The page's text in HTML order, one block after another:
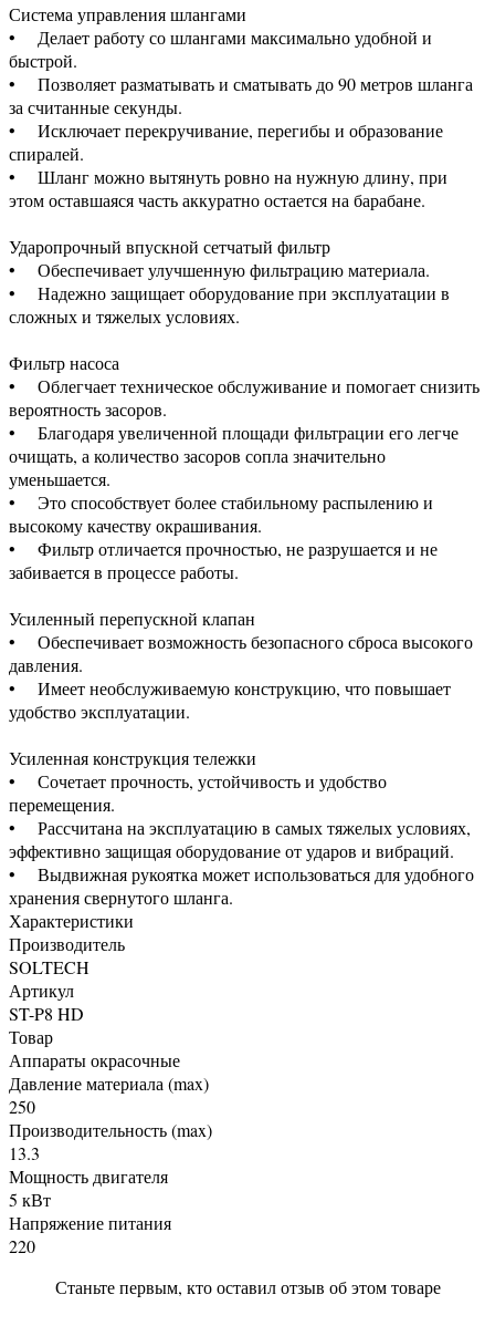
Система управления шлангами
• Делает работу со шлангами максимально удобной и
быстрой.
• Позволяет разматывать и сматывать до 90 метров шланга
за считанные секунды.
• Исключает перекручивание, перегибы и образование
спиралей.
• Шланг можно вытянуть ровно на нужную длину, при
этом оставшаяся часть аккуратно остается на барабане.
Ударопрочный впускной сетчатый фильтр
• Обеспечивает улучшенную фильтрацию материала.
• Надежно защищает оборудование при эксплуатации в
сложных и тяжелых условиях.
Фильтр насоса
• Облегчает техническое обслуживание и помогает снизить
вероятность засоров.
• Благодаря увеличенной площади фильтрации его легче
очищать, а количество засоров сопла значительно
уменьшается.
• Это способствует более стабильному распылению и
высокому качеству окрашивания.
• Фильтр отличается прочностью, не разрушается и не
забивается в процессе работы.
Усиленный перепускной клапан
• Обеспечивает возможность безопасного сброса высокого
давления.
• Имеет необслуживаемую конструкцию, что повышает
удобство эксплуатации.
Усиленная конструкция тележки
• Сочетает прочность, устойчивость и удобство
перемещения.
• Рассчитана на эксплуатацию в самых тяжелых условиях,
эффективно защищая оборудование от ударов и вибраций.
• Выдвижная рукоятка может использоваться для удобного
хранения свернутого шланга.
Характеристики
Производитель
SOLTECH
Артикул
ST-P8 HD
Товар
Аппараты окрасочные
Давление материала (max)
250
Производительность (max)
13.3
Мощность двигателя
5 кВт
Напряжение питания
220
Станьте первым, кто оставил отзыв об этом товаре